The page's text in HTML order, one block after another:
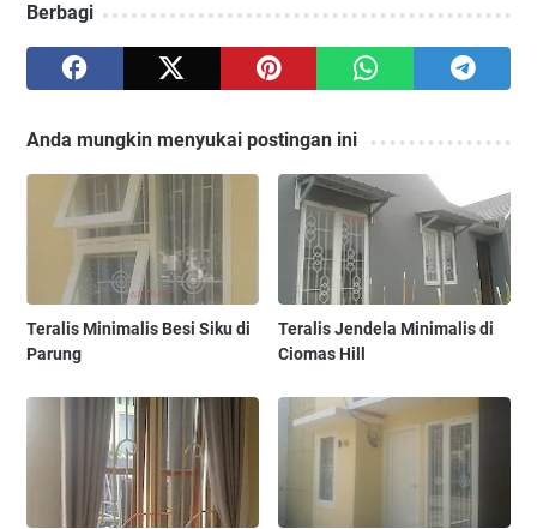
Berbagi
Anda mungkin menyukai postingan ini
Teralis Minimalis Besi Siku di
Parung
Teralis Jendela Minimalis di
Ciomas Hill